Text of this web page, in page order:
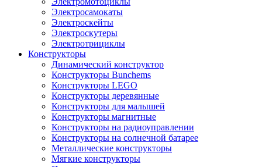
Электросамокаты
Электроскейты
Электроскутеры
Электротрициклы
Конструкторы
Динамический конструктор
Конструкторы Bunchems
Конструкторы LEGO
Конструкторы деревянные
Конструкторы для малышей
Конструкторы магнитные
Конструкторы на радиоуправлении
Конструкторы на солнечной батарее
Металлические конструкторы
Мягкие конструкторы